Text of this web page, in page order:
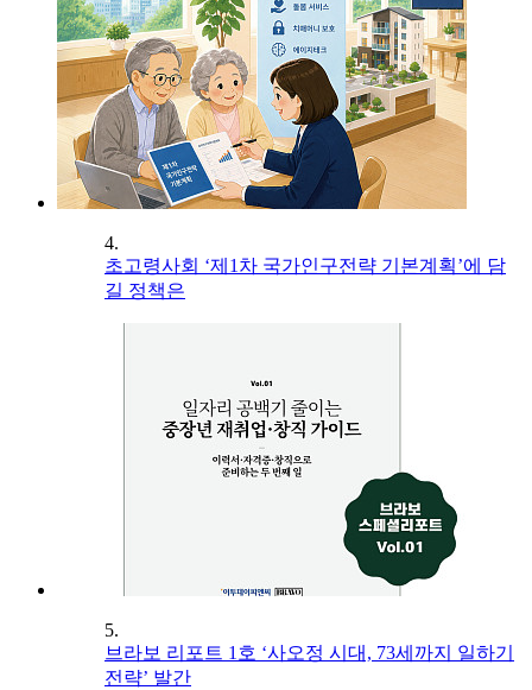
4.
초고령사회 ‘제1차 국가인구전략 기본계획’에 담
길 정책은
5.
브라보 리포트 1호 ‘사오정 시대, 73세까지 일하기
전략’ 발간